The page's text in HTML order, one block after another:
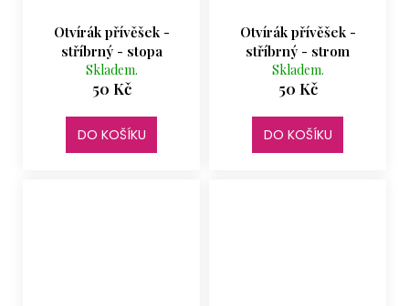
Otvírák přívěšek -
stříbrný - stopa
Skladem.
50 Kč
DO KOŠÍKU
Otvírák přívěšek -
stříbrný - strom
Skladem.
50 Kč
DO KOŠÍKU